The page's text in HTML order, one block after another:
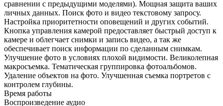
сравнении с предыдущими моделями). Мощная защита ваших
личных данных. Поиск фото и видео текстовому запросу.
Настройка приоритетности оповещений и других событий.
Кнопка управления камерой предоставляет быстрый доступ к
камере и облегчает снимки и запись видео, а так же
обеспечивает поиск информации по сделанным снимкам.
Улучшение фото в условиях плохой видимости. Великолепная
макросъемка. Тематическая группировка фотоальбомов.
Удаление объектов на фото. Улучшенная съемка портретов с
контролем глубины.
Время работы
Воспроизведение аудио